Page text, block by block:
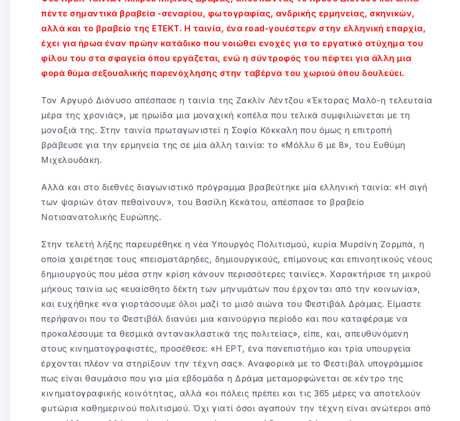
πέντε σημαντικά βραβεία -σεναρίου, φωτογραφίας, ανδρικής ερμηνείας, σκηνικών,
αλλά και το βραβείο της ΕΤΕΚΤ. Η ταινία, ένα road-γουέστερν στην ελληνική επαρχία,
έχει για ήρωα έναν πρώην κατάδικο που νοιώθει ενοχές για το εργατικό ατύχημα του
φίλου του στα σφαγεία όπου εργάζεται, ενώ η σύντροφός του πέφτει για άλλη μια
φορά θύμα σεξουαλικής παρενόχλησης στην ταβέρνα του χωριού όπου δουλεύει.
Τον Αργυρό Διόνυσο απέσπασε η ταινία της Ζακλίν Λέντζου «Έκτορας Μαλό-η τελευταία
μέρα της χρονιάς», με ηρωίδα μια μοναχική κοπέλα που τελικά συμφιλιώνεται με τη
μοναξιά της. Στην ταινία πρωταγωνιστεί η Σοφία Κόκκαλη που όμως η επιτροπή
βράβευσε για την ερμηνεία της σε μία άλλη ταινία: το «Μόλλυ 6 με 8», του Ευθύμη
Μιχελουδάκη.
Αλλά και στο διεθνές διαγωνιστικό πρόγραμμα βραβεύτηκε μία ελληνική ταινία: «Η σιγή
των ψαριών όταν πεθαίνουν», του Βασίλη Κεκάτου, απέσπασε το βραβείο
Νοτιοανατολικής Ευρώπης.
Στην τελετή λήξης παρευρέθηκε η νέα Υπουργός Πολιτισμού, κυρία Μυρσίνη Ζορμπά, η
οποία χαιρέτησε τους «πεισματάρηδες, δημιουργικούς, επίμονους και επινοητικούς νέους
δημιουργούς που μέσα στην κρίση κάνουν περισσότερες ταινίες». Χαρακτήρισε τη μικρού
μήκους ταινία ως «ευαίσθητο δέκτη των μηνυμάτων που έρχονται από την κοινωνία»,
και ευχήθηκε «να γιορτάσουμε όλοι μαζί το μισό αιώνα του Φεστιβάλ Δράμας. Είμαστε
περήφανοι που το Φεστιβάλ διανύει μια καινούργια περίοδο και που καταφέραμε να
προκαλέσουμε τα θεσμικά αντανακλαστικά της πολιτείας», είπε, και, απευθυνόμενη
στους κινηματογραφιστές, προσέθεσε: «Η ΕΡΤ, ένα πανεπιστήμιο και τρία υπουργεία
έρχονται πλέον να στηρίξουν την τέχνη σας». Αναφορικά με το Φεστιβάλ υπογράμμισε
πως είναι θαυμάσιο που για μία εβδομάδα η Δράμα μεταμορφώνεται σε κέντρο της
κινηματογραφικής κοινότητας, αλλά «οι πόλεις πρέπει και τις 365 μέρες να αποτελούν
φυτώρια καθημερινού πολιτισμού. Όχι γιατί όσοι αγαπούν την τέχνη είναι ανώτεροι από